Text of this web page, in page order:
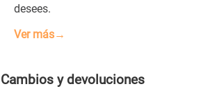
desees.
Ver más→
Cambios y devoluciones